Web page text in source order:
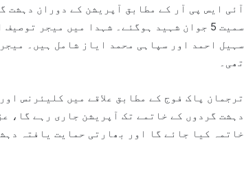
آئی ایس پی آر کے مطابق آپریشن کے دوران دہشت
سمیت 5 جوان شہید ہوگئے۔ شہدا میں میجر
تھی۔
ترجمان پاک فوج کے مطابق علاقے میں کلیئرنس
دہشت گردوں کے خاتمے تک آپریشن جاری رہے گا،
خاتمہ کیا جائے گا اور بھارتی حمایت یافتہ